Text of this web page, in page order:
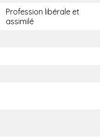
Profession libérale et
assimilé